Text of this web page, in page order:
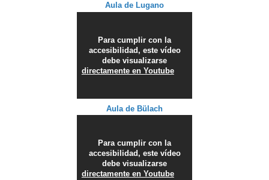
Aula de Lugano
Para cumplir con la
accesibilidad, este vídeo
debe visualizarse
directamente en Youtube
Aula de Bülach
Para cumplir con la
accesibilidad, este vídeo
debe visualizarse
directamente en Youtube